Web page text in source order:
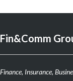
Fin&Comm
Finance, Insurance,